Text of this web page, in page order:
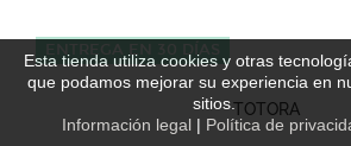
TOTORA
Esta tienda utiliza cookies y otras
que podamos mejorar su experiencia en
sitios.
Información legal | Política de